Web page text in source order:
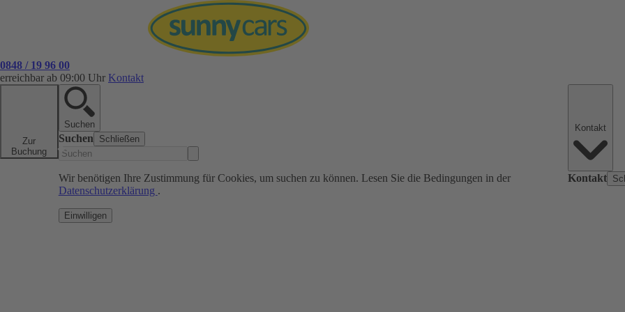
0848 / 19 96 00
erreichbar ab 09:00 Uhr Kontakt
Zur
Buchung
Suchen
Suchen Schließen
Wir benötigen Ihre Zustimmung für Cookies, um suchen zu können. Lesen Sie die Bedingungen in der
Datenschutzerklärung .
Einwilligen
Kontakt